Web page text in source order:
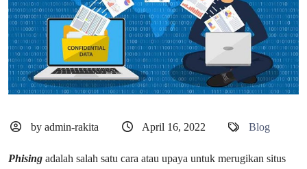
by admin-rakita April 16, 2022 Blog
Phising adalah salah satu cara atau upaya untuk merugikan situs